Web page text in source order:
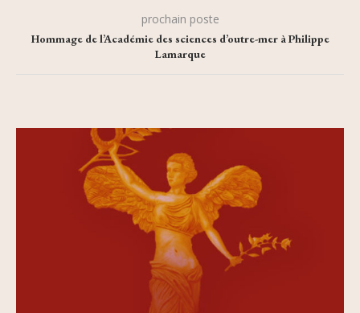
prochain poste
Hommage de l’Académie des sciences d’outre-mer à Philippe
Lamarque